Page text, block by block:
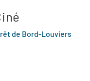
de Bord-Louviers